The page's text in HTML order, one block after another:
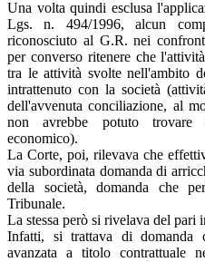
Una volta quindi esclusa
Lgs. n. 494/1996, alcun
riconosciuto al G.R. nei
per converso ritenere che
tra le attività svolte nell'ambito
intrattenuto con la società
dell'avvenuta conciliazione, al
non avrebbe potuto trovare
economico).
La Corte, poi, rilevava che
via subordinata domanda di
della società, domanda che
Tribunale.
La stessa però si rivelava del pari
Infatti, si trattava di domanda
avanzata a titolo contrattuale